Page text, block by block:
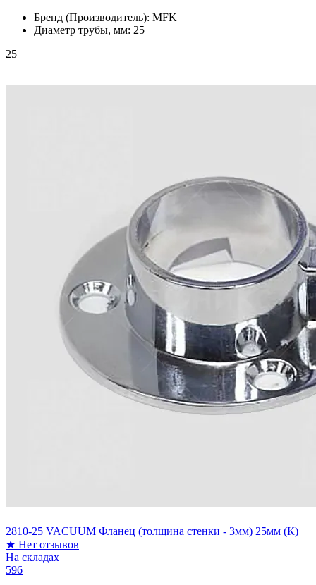
Бренд (Производитель): MFK
Диаметр трубы, мм: 25
25
2810-25 VACUUM Фланец (толщина стенки - 3мм) 25мм (К)
★ Нет отзывов
На складах
596